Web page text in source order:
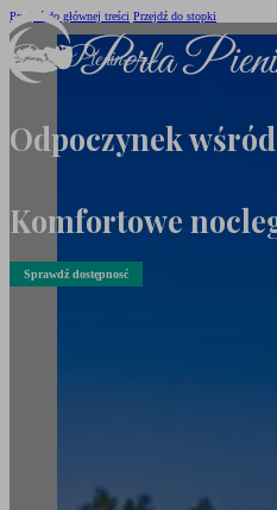
Przejdź do głównej treści Przejdź do stopki
Perła Pienin
Odpoczynek
Komfortowe
Sprawdź dostępnosć